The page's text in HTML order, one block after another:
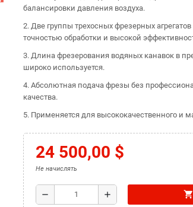
балансировки давления воздуха.
2. Две группы трехосных фрезерных
точностью обработки и высокой
3. Длина фрезерования водяных канавок в
широко используется.
4. Абсолютная подача фрезы без
качества.
5. Применяется для высококачественного и
24 500,00 $
Не начислять
remove add shopping_cart